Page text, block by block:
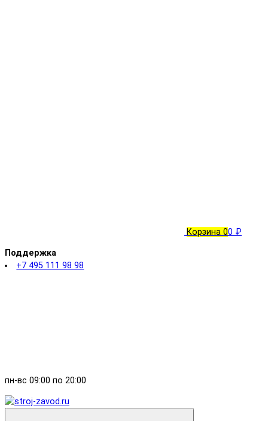
Корзина 00 ₽
Поддержка
+7 495 111 98 98
пн-вс 09:00 по 20:00